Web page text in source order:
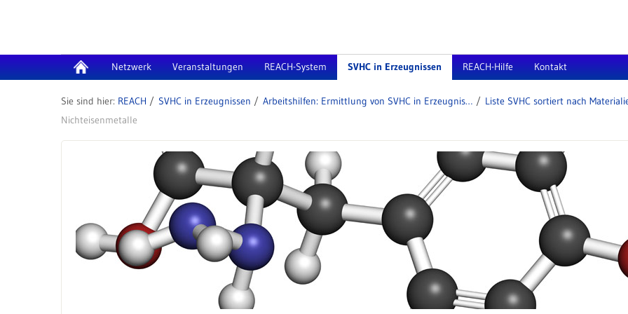
Netzwerk Veranstaltungen REACH-System SVHC in Erzeugnissen REACH-Hilfe Kontakt
REACH SVHC in Erzeugnissen Arbeitshilfen: Ermittlung von SVHC in Erzeugnissen
Liste SVHC sortiert nach
Nichteisenmetalle